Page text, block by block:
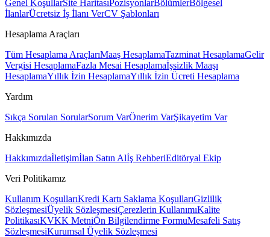
Genel KoşullarSite HaritasıPozisyonlarBölümlerBölgesel
İlanlarÜcretsiz İş İlanı VerCV Şablonları
Hesaplama Araçları
Tüm Hesaplama AraçlarıMaaş HesaplamaTazminat HesaplamaGelir
Vergisi HesaplamaFazla Mesai Hesaplamaİşsizlik Maaşı
HesaplamaYıllık İzin HesaplamaYıllık İzin Ücreti Hesaplama
Yardım
Sıkça Sorulan SorularSorum VarÖnerim VarŞikayetim Var
Hakkımızda
Hakkımızdaİletişimİlan Satın Alİş RehberiEditöryal Ekip
Veri Politikamız
Kullanım KoşullarıKredi Kartı Saklama KoşullarıGizlilik
SözleşmesiÜyelik SözleşmesiÇerezlerin KullanımıKalite
PolitikasıKVKK MetniÖn Bilgilendirme FormuMesafeli Satış
SözleşmesiKurumsal Üyelik Sözleşmesi